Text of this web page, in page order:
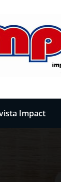
Impact